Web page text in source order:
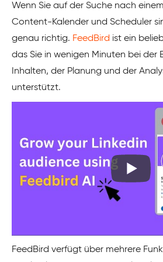
Wenn Sie auf der Suche nach
Content-Kalender und Scheduler
genau richtig. FeedBird ist ein
das Sie in wenigen Minuten bei der
Inhalten, der Planung und der
unterstützt.
FeedBird verfügt über mehrere